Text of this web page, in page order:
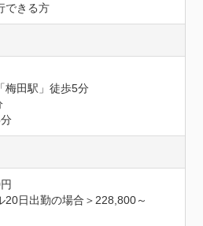
できる方
梅田駅」徒歩5分
20日出勤の場合＞228,800～